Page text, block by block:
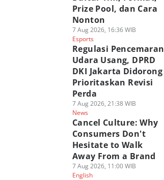
Prize Pool, dan Cara
Nonton
7 Aug 2026, 16:36 WIB
Esports
Regulasi Pencemaran
Udara Usang, DPRD
DKI Jakarta Didorong
Prioritaskan Revisi
Perda
7 Aug 2026, 21:38 WIB
News
Cancel Culture: Why
Consumers Don't
Hesitate to Walk
Away From a Brand
7 Aug 2026, 11:00 WIB
English